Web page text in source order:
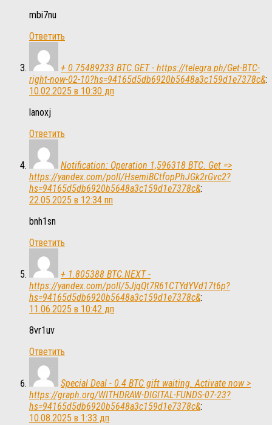
mbi7nu
Ответить
+ 0.75489233 BTC.GET - https://telegra.ph/Get-BTC-
right-now-02-10?hs=94165d5db6920b5648a3c159d1e7378c&:
10.02.2025 в 10:30 дп
lanoxj
Ответить
Notification: Operation 1,596318 BTC. Get =>
https://yandex.com/poll/HsemiBCtfopPhJGk2rGvc2?
hs=94165d5db6920b5648a3c159d1e7378c&:
22.05.2025 в 12:34 пп
bnh1sn
Ответить
+ 1.805388 BTC.NEXT -
https://yandex.com/poll/5JjqQt7R61CTYdYVd17t6p?
hs=94165d5db6920b5648a3c159d1e7378c&:
11.06.2025 в 10:42 дп
8vr1uv
Ответить
Special Deal - 0.4 BTC gift waiting. Activate now >
https://graph.org/WITHDRAW-DIGITAL-FUNDS-07-23?
hs=94165d5db6920b5648a3c159d1e7378c&:
10.08.2025 в 1:33 дп